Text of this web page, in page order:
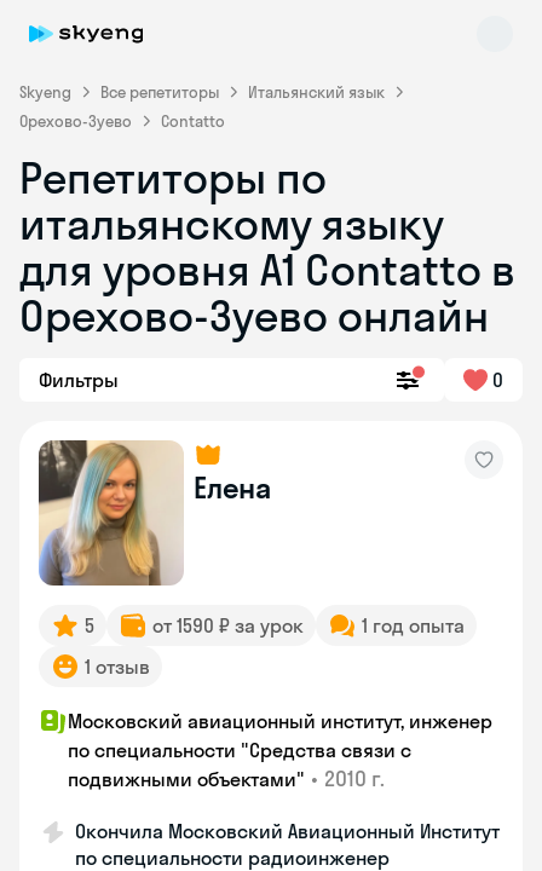
Skyeng Все репетиторы
Итальянский язык
Орехово-Зуево
Contatto
Репетиторы по
итальянскому языку
для уровня А1 Contatto в
Орехово-Зуево онлайн
Фильтры 0
Елена
5 от 1590 ₽ за урок
1 год опыта
1 отзыв
Московский авиационный институт, инженер
по специальности "Средства связи с
подвижными объектами" • 2010 г.
Окончила Московский Авиационный Институт
по специальности радиоинженер
Skyeng Chat